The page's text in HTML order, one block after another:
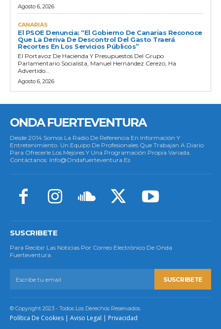
Agosto 6, 2026
CANARIAS
El PSOE Denuncia: “El Gobierno De Canarias Reconoce
Que La Deriva De Descontrol Del Gasto Traerá
Recortes En Los Servicios Públicos”
El Portavoz De Hacienda Y Presupuestos Del Grupo
Parlamentario Socialista, Manuel Hernández Cerezo, Ha
Advertido...
Agosto 6, 2026
ONDA FUERTEVENTURA
Desde 2014 Somos La Radio De Referencia En Información Y
Entretenimiento. Un Equipo De Profesionales Que Trabajan A Diario
Para Ofrecerle Los Mejores Y Una Programación Propia Variada.
Contáctanos: Info@ondafuerteventura.es
SUSCRIBETE
Para Recibir Las Noticias Por Correo Electrónico De Onda
Fuerteventura.
SUSCRIBETE
© Copyright 2023 - Todos Los Derechos Reservados.
Política De Cookies | Aviso Legal | Privacidad